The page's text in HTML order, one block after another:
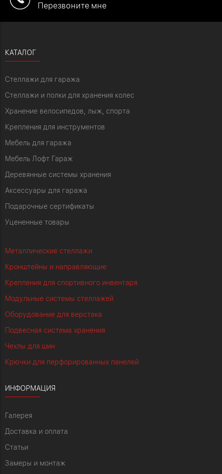
Перезвоните мне
КАТАЛОГ
Стеллажи для гаража
Стеллажи и полки для хранения колес
Хранение велосипедов, лыж, спорта
Крепления для инструментов
Мебель для гаража
Мебель Лофт Гараж
Деревянные системы хранения
Аксессуары для гаража
Подарочные сертификаты
Уцененные товары
Металлические стеллажи
Кронштейны и направляющие
Крепления для спортивного инвентаря
Модульные системы стеллажей
Оборудование для верстака
Подвесная система хранения
Чехлы для шин
Крючки для перфорированных панелей
ИНФОРМАЦИЯ
Галерея
Доставка и оплата
Статьи
Замеры и монтаж